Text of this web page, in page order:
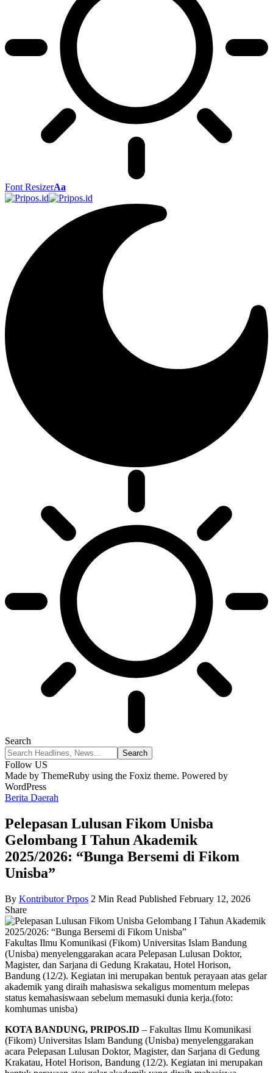
Font ResizerAa
Search
Follow US
Made by ThemeRuby using the Foxiz theme. Powered by
WordPress
Berita Daerah
Pelepasan Lulusan Fikom Unisba
Gelombang I Tahun Akademik
2025/2026: “Bunga Bersemi di Fikom
Unisba”
By Kontributor Prpos 2 Min Read Published February 12, 2026
Share
Fakultas Ilmu Komunikasi (Fikom) Universitas Islam Bandung
(Unisba) menyelenggarakan acara Pelepasan Lulusan Doktor,
Magister, dan Sarjana di Gedung Krakatau, Hotel Horison,
Bandung (12/2). Kegiatan ini merupakan bentuk perayaan atas gelar
akademik yang diraih mahasiswa sekaligus momentum melepas
status kemahasiswaan sebelum memasuki dunia kerja.(foto:
komhumas unisba)
KOTA BANDUNG, PRIPOS.ID – Fakultas Ilmu Komunikasi
(Fikom) Universitas Islam Bandung (Unisba) menyelenggarakan
acara Pelepasan Lulusan Doktor, Magister, dan Sarjana di Gedung
Krakatau, Hotel Horison, Bandung (12/2). Kegiatan ini merupakan